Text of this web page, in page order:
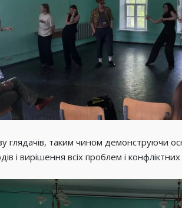
глядачів, таким чином демонструючи
і вирішення всіх проблем і